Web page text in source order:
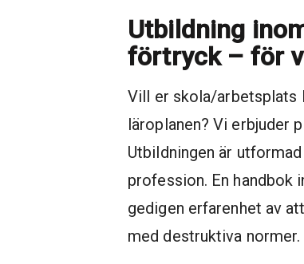
Utbildning
förtryck – för
Vill er skola/arbetsplats
läroplanen? Vi erbjuder
Utbildningen är
profession. En handbok
gedigen erfarenhet av
med destruktiva normer.